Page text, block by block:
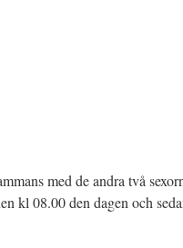
med de andra två
kl 08.00 den dagen och